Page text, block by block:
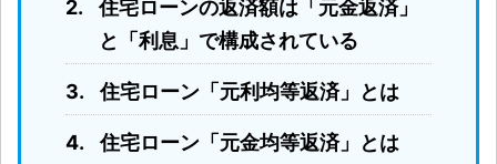
住宅ローンの返済額は「元金返済」
と「利息」で構成されている
住宅ローン「元利均等返済」とは
住宅ローン「元金均等返済」とは